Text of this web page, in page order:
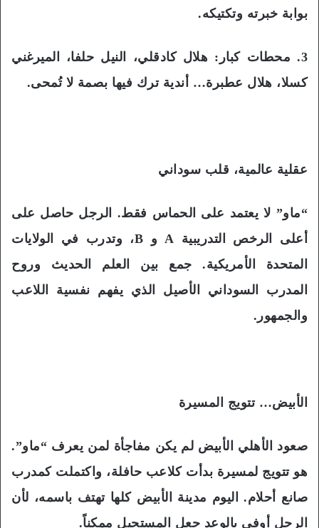
بوابة خبرته وتكتيكه.
3. محطات كبار: هلال كادقلي، النيل حلفا، الميرغني
كسلا، هلال عطبرة… أندية ترك فيها بصمة لا تُمحى.
عقلية عالمية، قلب سوداني
“ماو” لا يعتمد على الحماس فقط. الرجل حاصل على
أعلى الرخص التدريبية A و B، وتدرب في الولايات
المتحدة الأمريكية. جمع بين العلم الحديث وروح
المدرب السوداني الأصيل الذي يفهم نفسية اللاعب
والجمهور.
الأبيض… تتويج المسيرة
صعود الأهلي الأبيض لم يكن مفاجأة لمن يعرف “ماو”.
هو تتويج لمسيرة بدأت كلاعب حافلة، واكتملت كمدرب
صانع أحلام. اليوم مدينة الأبيض كلها تهتف باسمه، لأن
الرجل أوفى بالوعد جعل المستحيل ممكناً.